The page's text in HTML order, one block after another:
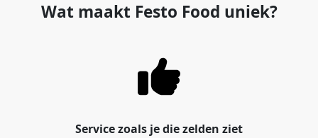
Wat maakt Festo Food uniek?
Service zoals je die zelden ziet